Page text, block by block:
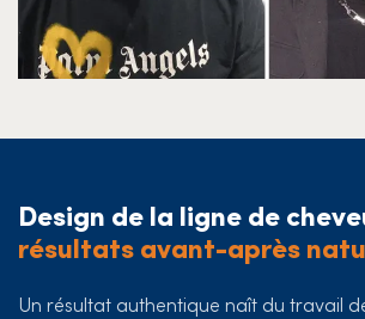
Design de la ligne de
résultats avant-après
Un résultat authentique naît du travail